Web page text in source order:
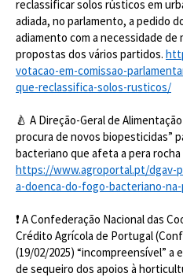
reclassificar solos rústicos em
adiada, no parlamento, a pedido
adiamento com a necessidade de
propostas dos vários partidos.
votacao-em-comissao-
que-reclassifica-solos-rusticos/
🍐 A Direção-Geral de
procura de novos biopesticidas”
bacteriano que afeta a pera
https://www.agroportal.pt/dgav-
a-doenca-do-fogo-bacteriano-
❗ A Confederação Nacional das
Crédito Agrícola de Portugal
(19/02/2025) “incompreensível” a
de sequeiro dos apoios à